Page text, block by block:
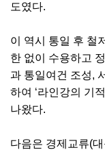
도였다.
이 역시 통일 후 철
한 없이 수용하고
과 통일여건 조성,
하여 ‘라인강의 기
나왔다.
다음은 경제교류(